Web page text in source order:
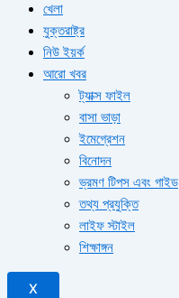
খেলা
যুক্তরাষ্ট্র
নিউ ইয়র্ক
আরো খবর
ট্যাক্স ফাইল
বাসা ভাড়া
ইমেগ্রেশন
বিনোদন
ভ্রমণ টিপস এবং গাইড
তথ্য প্রযুক্তি
লাইফ স্টাইল
শিক্ষাঙ্গন
X